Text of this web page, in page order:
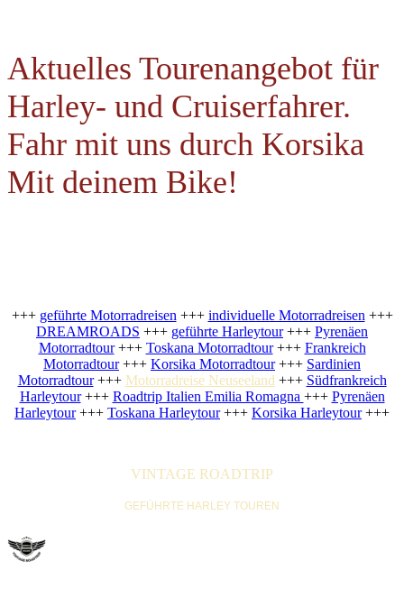
Aktuelles Tourenangebot für
Harley- und Cruiserfahrer.
Fahr mit uns durch Korsika
Mit deinem Bike!
+++ geführte Motorradreisen +++ individuelle Motorradreisen +++
DREAMROADS +++ geführte Harleytour+++ Pyrenäen
Motorradtour+++ Toskana Motorradtour+++ Frankreich
Motorradtour+++ Korsika Motorradtour+++ Sardinien
Motorradtour+++ Motorradreise Neuseeland +++ Südfrankreich
Harleytour+++ Roadtrip Italien Emilia Romagna +++ Pyrenäen
Harleytour+++ Toskana Harleytour+++ Korsika Harleytour+++
VINTAGE ROADTRIP
GEFÜHRTE HARLEY TOUREN